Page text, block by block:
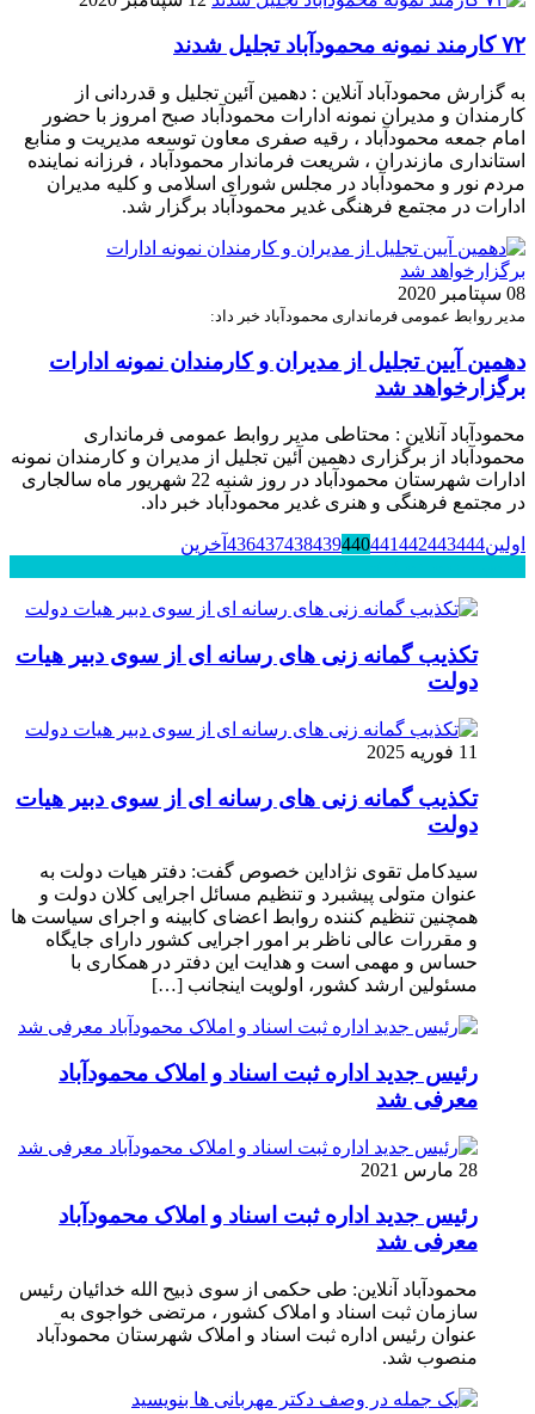
۷۲ کارمند نمونه محمودآباد تجلیل شدند
به گزارش محمودآباد آنلاین : دهمین آئین تجلیل و قدردانی از
کارمندان و مدیران نمونه ادارات محمودآباد صبح امروز با حضور
امام جمعه محمودآباد ، رقیه صفری معاون توسعه مدیریت و منابع
استانداری مازندران ، شریعت فرماندار محمودآباد ، فرزانه نماینده
مردم نور و محمودآباد در مجلس شورای اسلامی و کلیه مدیران
ادارات در مجتمع فرهنگی غدیر محمودآباد برگزار شد.
08 سپتامبر 2020
مدیر روابط عمومی فرمانداری محمودآباد خبر داد:
دهمین آیین تجلیل از مدیران و کارمندان نمونه ادارات
برگزارخواهد شد
محمودآباد آنلاین : محتاطی مدیر روابط عمومی فرمانداری
محمودآباد از برگزاری دهمین آئین تجلیل از مدیران و کارمندان نمونه
ادارات شهرستان محمودآباد در روز شنبه 22 شهریور ماه سالجاری
در مجتمع فرهنگی و هنری غدیر محمودآباد خبر داد.
اولین 436437438439440441442443444
آخرین
تکذیب گمانه زنی های رسانه ای از سوی دبیر هیات
دولت
11 فوریه 2025
تکذیب گمانه زنی های رسانه ای از سوی دبیر هیات
دولت
سیدکامل تقوی نژاداین خصوص گفت: دفتر هیات دولت به
عنوان متولی پیشبرد و تنظیم مسائل اجرایی کلان دولت و
همچنین تنظیم کننده روابط اعضای کابینه و اجرای سیاست ها
و مقررات عالی ناظر بر امور اجرایی کشور دارای جایگاه
حساس و مهمی است و هدایت این دفتر در همکاری با
مسئولین ارشد کشور، اولویت اینجانب […]
رئیس جدید اداره ثبت اسناد و املاک محمودآباد
معرفی شد
28 مارس 2021
رئیس جدید اداره ثبت اسناد و املاک محمودآباد
معرفی شد
محمودآباد آنلاین: طی حکمی از سوی ذبیح الله خدائیان رئیس
سازمان ثبت اسناد و املاک کشور ، مرتضی خواجوی به
عنوان رئیس اداره ثبت اسناد و املاک شهرستان محمودآباد
منصوب شد.